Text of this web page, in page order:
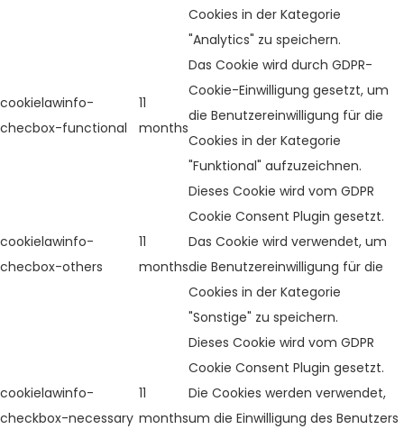
Cookies in der Kategorie
"Analytics" zu speichern.
cookielawinfo-
checbox-functional
11
months
Das Cookie wird durch GDPR-
Cookie-Einwilligung gesetzt, um
die Benutzereinwilligung für die
Cookies in der Kategorie
"Funktional" aufzuzeichnen.
cookielawinfo-
checbox-others
11
months
Dieses Cookie wird vom GDPR
Cookie Consent Plugin gesetzt.
Das Cookie wird verwendet, um
die Benutzereinwilligung für die
Cookies in der Kategorie
"Sonstige" zu speichern.
cookielawinfo-
checkbox-necessary
11
months
Dieses Cookie wird vom GDPR
Cookie Consent Plugin gesetzt.
Die Cookies werden verwendet,
um die Einwilligung des Benutzers